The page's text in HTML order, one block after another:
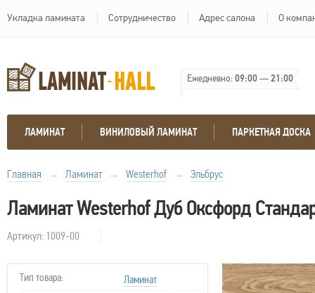
Укладка ламината Сотрудничество Адрес салона О
Ежедневно:09:00—21:00
ЛАМИНАТ ВИНИЛОВЫЙ ЛАМИНАТ ПАРКЕТНАЯ ДОСКА
Главная → Ламинат → Westerhof → Эльбрус
Ламинат Westerhof Дуб Оксфорд
Артикул: 1009-00
Тип товара:
Ламинат